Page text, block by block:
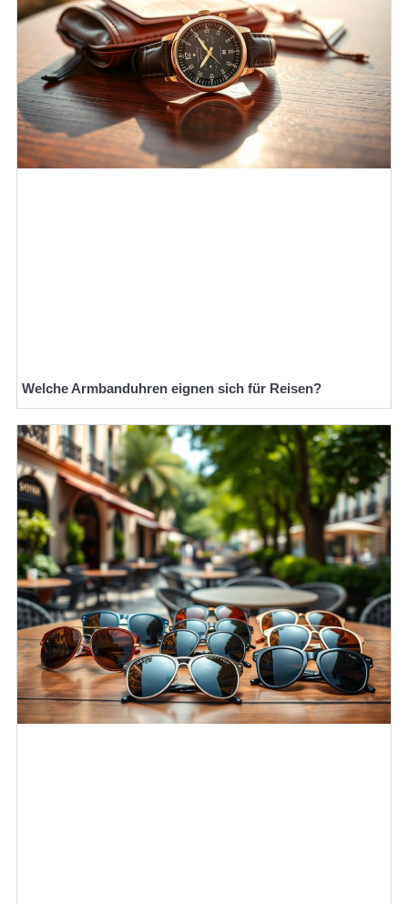
Welche Armbanduhren eignen sich für Reisen?